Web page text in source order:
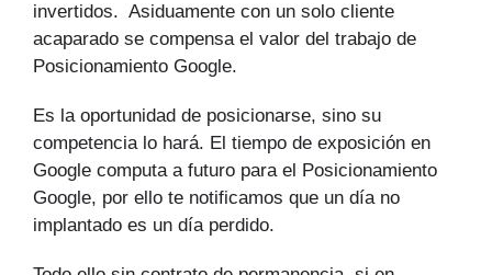
invertidos. Asiduamente con un solo cliente
acaparado se compensa el valor del trabajo de
Posicionamiento Google.
Es la oportunidad de posicionarse, sino su
competencia lo hará. El tiempo de exposición en
Google computa a futuro para el Posicionamiento
Google, por ello te notificamos que un día no
implantado es un día perdido.